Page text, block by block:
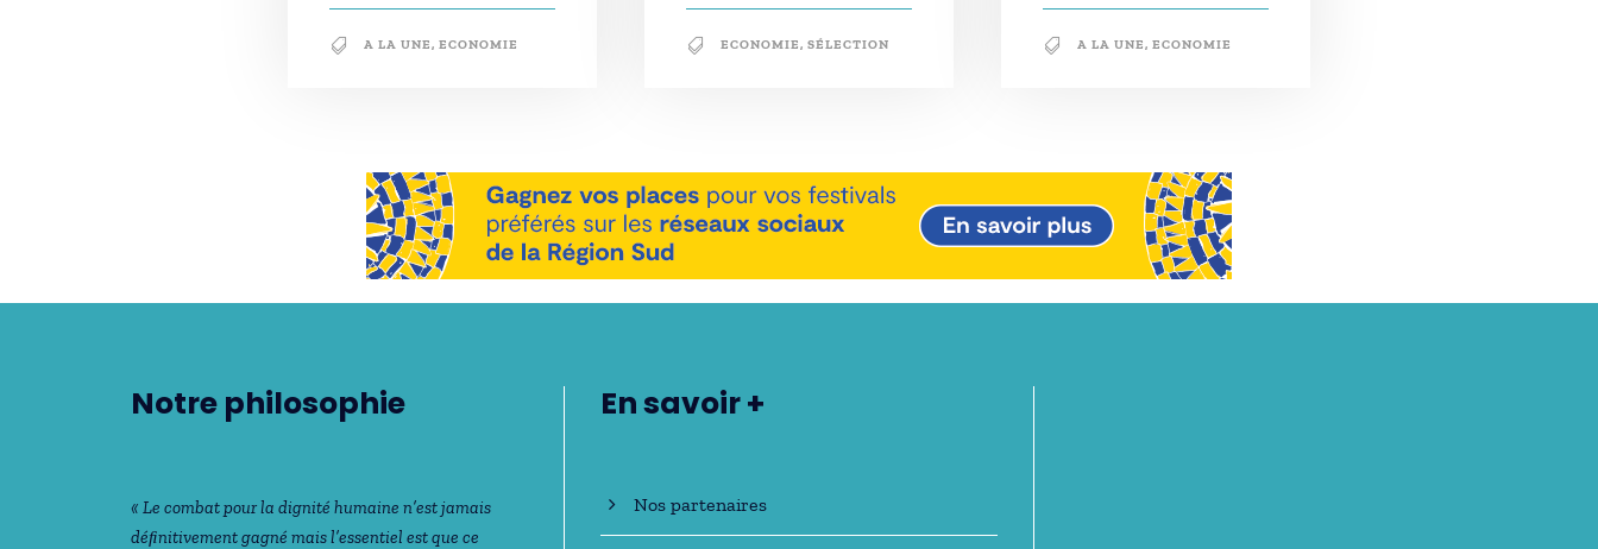
A LA UNE, ECONOMIE ECONOMIE, SÉLECTION A LA UNE, ECONOMIE
Notre philosophie
« Le combat pour la dignité humaine n’est jamais
déﬁnitivement gagné mais l’essentiel est que ce
En savoir +
Nos partenaires